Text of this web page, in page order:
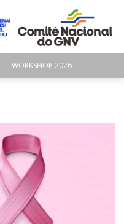
WORKSHOP 2026